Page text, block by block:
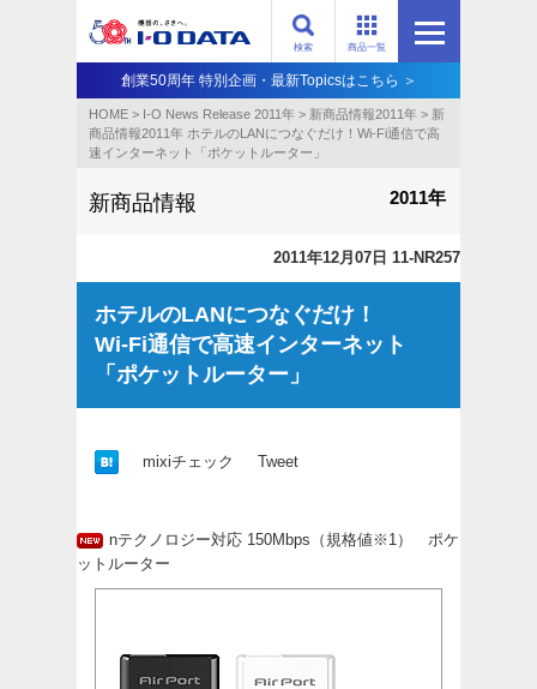
商品一覧
検索
創業50周年 特別企画・最新Topicsはこちら ＞
HOME > I-O News Release 2011年 > 新商品情報2011年 > 新
商品情報2011年 ホテルのLANにつなぐだけ！Wi-Fi通信で高
速インターネット「ポケットルーター」
新商品情報 2011年
2011年12月07日 11-NR257
ホテルのLANにつなぐだけ！
Wi-Fi通信で高速インターネット
「ポケットルーター」
mixiチェック Tweet
nテクノロジー対応 150Mbps（規格値※1） ポケ
ットルーター